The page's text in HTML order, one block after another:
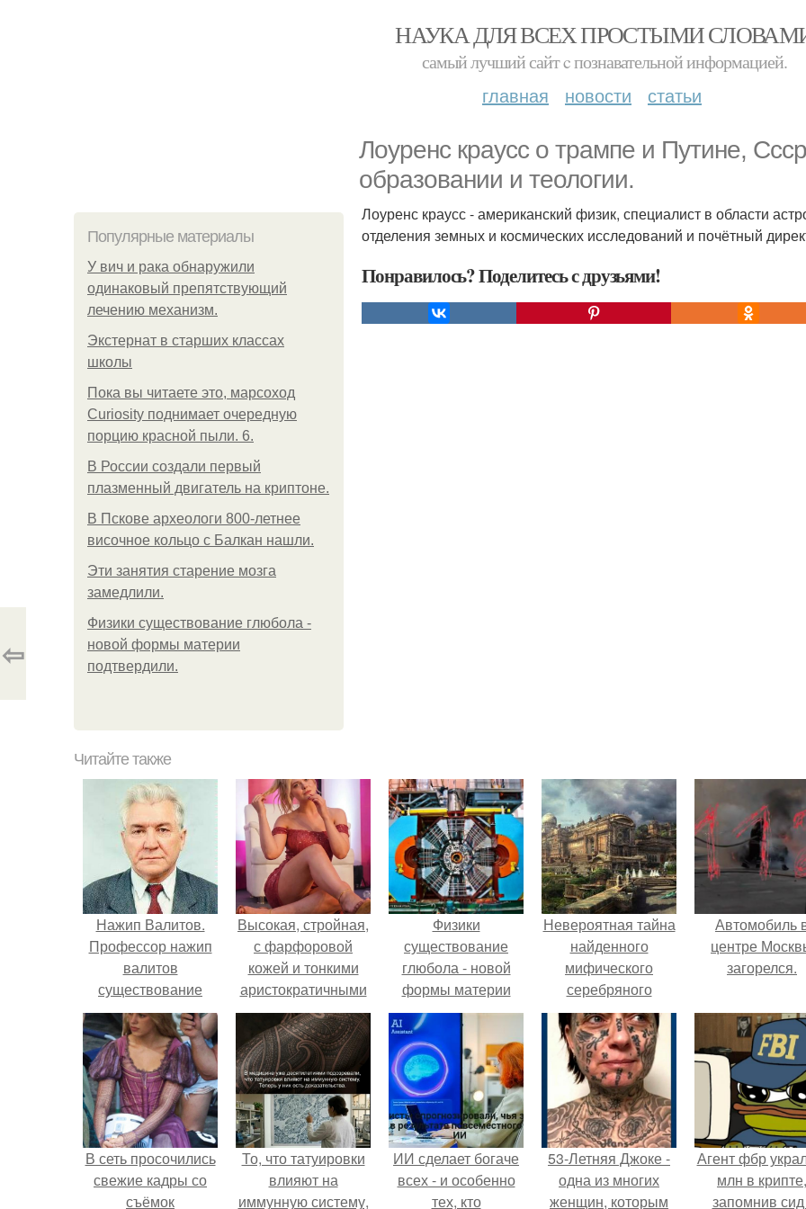
НАУКА ДЛЯ ВСЕХ ПРОСТЫМИ
самый лучший сайт c познавательной информацией.
главная новости статьи
Лоуренс краусс о трампе и Путине,
образовании и теологии.
Популярные материалы
У вич и рака обнаружили
одинаковый препятствующий
лечению механизм.
Экстернат в старших классах
школы
Пока вы читаете это, марсоход
Curiosity поднимает очередную
порцию красной пыли. 6.
В России создали первый
плазменный двигатель на криптоне.
В Пскове археологи 800-летнее
височное кольцо с Балкан нашли.
Эти занятия старение мозга
замедлили.
Физики существование глюбола -
новой формы материи
подтвердили.
Лоуренс краусс - американский физик, специалист в области
отделения земных и космических исследований и почётный
Понравилось? Поделитесь с друзьями!
⇦
Читайте также
Нажип Валитов.
Профессор нажип
валитов
существование
бога доказал.
Высокая, стройная,
с фарфоровой
кожей и тонкими
аристократичными
чертами, эль
выглядит так, будто
сошла с полотна
художника.
Физики
существование
глюбола - новой
формы материи
подтвердили.
Невероятная тайна
найденного
мифического
серебряного
города.
Автомобиль
центре
загорелся.
В сеть просочились
свежие кадры со
съёмок
То, что татуировки
влияют на
иммунную систему,
ИИ сделает богаче
всех - и особенно
тех, кто
53-Летняя Джоке -
одна из многих
женщин, которым
Агент фбр
млн в крипте,
запомнив